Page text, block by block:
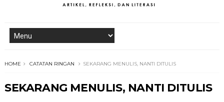
HOME CATATAN RINGAN SEKARANG MENULIS, NANTI DITULIS
SEKARANG MENULIS, NANTI DITULIS